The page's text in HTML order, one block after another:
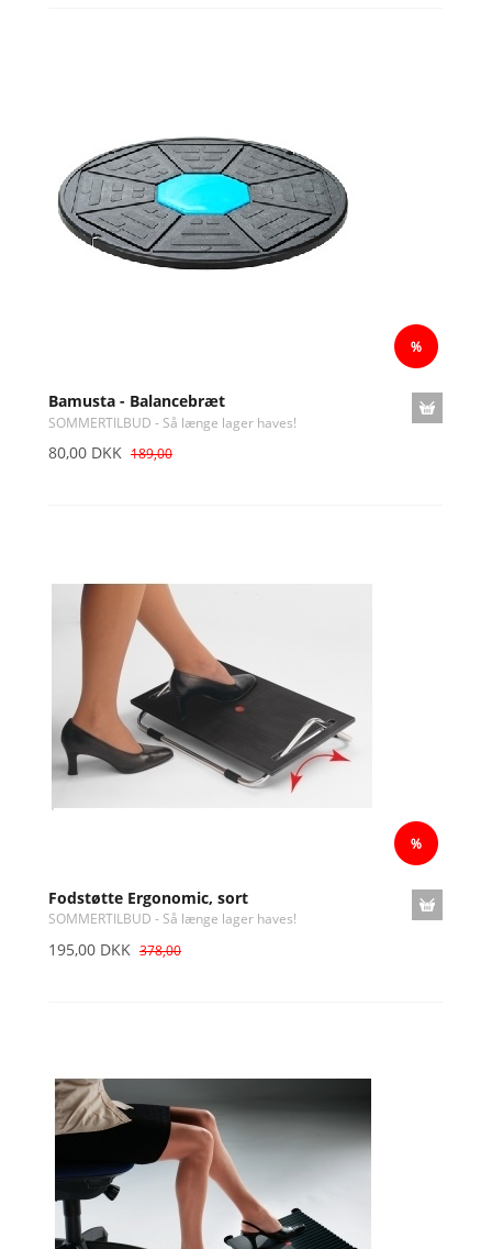
Bamusta - Balancebræt
SOMMERTILBUD - Så længe lager haves!
80,00 DKK 189,00
Fodstøtte Ergonomic, sort
SOMMERTILBUD - Så længe lager haves!
195,00 DKK 378,00